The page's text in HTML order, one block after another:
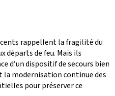
rappellent la fragilité du
départs de feu. Mais ils
d’un dispositif de secours bien
la modernisation continue des
pour préserver ce